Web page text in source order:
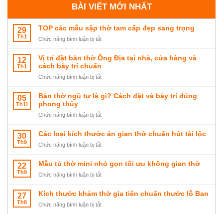
BÀI VIẾT MỚI NHẤT
29
Th1
TOP các mẫu sập thờ tam cấp đẹp sang trọng
Chức năng bình luận bị tắtở
các
mẫu
thờ
cấp
sang
12
Th1
Vị trí đặt bàn thờ Ông Địa tại nhà, cửa hàng và
cách bày trí chuẩn
Chức năng bình luận bị tắtở
trí
đặt
thờ
Địa
tại
cửa
hàng
và
bày
trí
05
Th11
Bàn thờ ngũ tự là gì? Cách đặt và bày trí đúng
phong thủy
Chức năng bình luận bị tắtở
thờ
tự
gì?
Cách
và
trí
30
Th9
Các loại kích thước án gian thờ chuẩn hút tài lộc
Chức năng bình luận bị tắtở
loại
kích
thước
gian
thờ
22
Th9
Mẫu tủ thờ mini nhỏ gọn tối ưu không gian thờ
Chức năng bình luận bị tắtở
tủ
mini
27
Th8
Kích thước khám thờ gia tiên chuẩn thước lỗ Ban
Chức năng bình luận bị tắtở